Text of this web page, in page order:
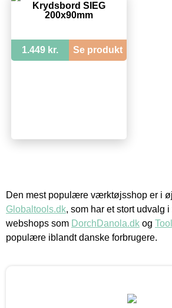
Krydsbord SIEG
200x90mm
1.449 kr. Se produkt
Den mest populære værktøjsshop er i
Globaltools.dk, som har et stort udvalg
webshops som DorchDanola.dk og
populære iblandt danske forbrugere.